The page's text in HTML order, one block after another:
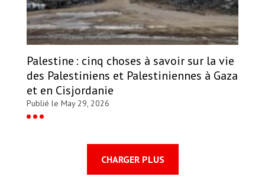
Palestine : cinq choses à savoir sur la vie
des Palestiniens et Palestiniennes à Gaza
et en Cisjordanie
Publié le May 29, 2026
CHARGER PLUS